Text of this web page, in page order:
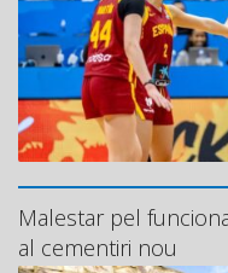
Malestar pel
al cementiri nou